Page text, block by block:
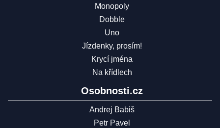
Monopoly
Dobble
Uno
Jízdenky, prosím!
Krycí jména
Na křídlech
Osobnosti.cz
Andrej Babiš
Petr Pavel